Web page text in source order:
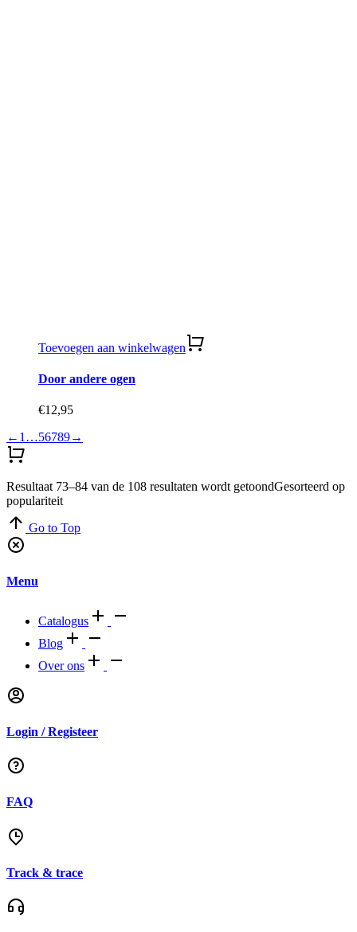
Toevoegen aan winkelwagen
Door andere ogen
€12,95
← 1 …56789→
Resultaat 73–84 van de 108 resultaten wordt getoondGesorteerd op
populariteit
Go to Top
Menu
Catalogus
Blog
Over ons
Login / Registeer
FAQ
Track & trace